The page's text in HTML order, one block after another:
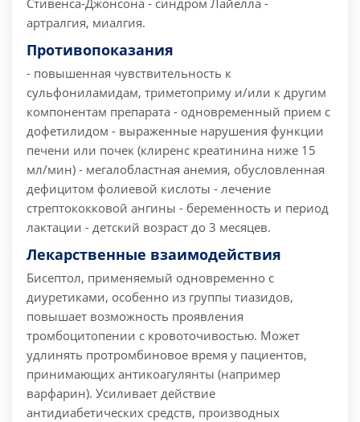
Стивенса-Джонсона - синдром Лайелла -
артралгия, миалгия.
Противопоказания
- повышенная чувствительность к
сульфониламидам, триметоприму и/или к другим
компонентам препарата - одновременный прием с
дофетилидом - выраженные нарушения функции
печени или почек (клиренс креатинина ниже 15
мл/мин) - мегалобластная анемия, обусловленная
дефицитом фолиевой кислоты - лечение
стрептококковой ангины - беременность и период
лактации - детский возраст до 3 месяцев.
Лекарственные взаимодействия
Бисептол, применяемый одновременно с
диуретиками, особенно из группы тиазидов,
повышает возможность проявления
тромбоцитопении с кровоточивостью. Может
удлинять протромбиновое время у пациентов,
принимающих антикоагулянты (например
варфарин). Усиливает действие
антидиабетических средств, производных